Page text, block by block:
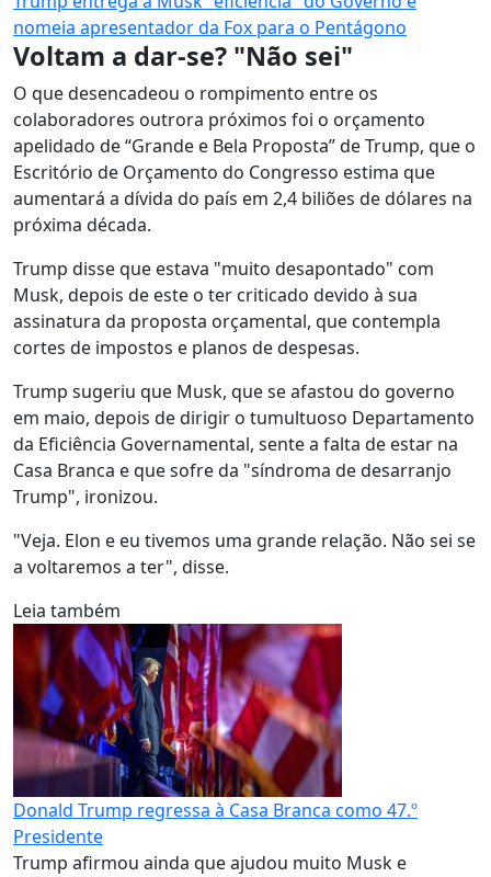
nomeia apresentador da Fox para o Pentágono
Voltam a dar-se? "Não sei"
O que desencadeou o rompimento entre os
colaboradores outrora próximos foi o orçamento
apelidado de “Grande e Bela Proposta” de Trump, que o
Escritório de Orçamento do Congresso estima que
aumentará a dívida do país em 2,4 biliões de dólares na
próxima década.
Trump disse que estava "muito desapontado" com
Musk, depois de este o ter criticado devido à sua
assinatura da proposta orçamental, que contempla
cortes de impostos e planos de despesas.
Trump sugeriu que Musk, que se afastou do governo
em maio, depois de dirigir o tumultuoso Departamento
da Eficiência Governamental, sente a falta de estar na
Casa Branca e que sofre da "síndroma de desarranjo
Trump", ironizou.
"Veja. Elon e eu tivemos uma grande relação. Não sei se
a voltaremos a ter", disse.
Leia também
Donald Trump regressa à Casa Branca como 47.º
Presidente
Trump afirmou ainda que ajudou muito Musk e